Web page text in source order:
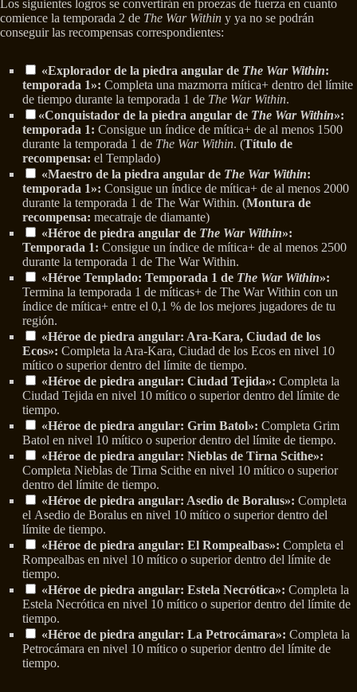
Los siguientes logros se convertirán en proezas de fuerza en cuanto
comience la temporada 2 de The War Within y ya no se podrán
conseguir las recompensas correspondientes:
«Explorador de la piedra angular de The War Within:
temporada 1»: Completa una mazmorra mítica+ dentro del límite
de tiempo durante la temporada 1 de The War Within.
«Conquistador de la piedra angular de The War Within»:
temporada 1: Consigue un índice de mítica+ de al menos 1500
durante la temporada 1 de The War Within. (Título de
recompensa: el Templado)
«Maestro de la piedra angular de The War Within:
temporada 1»: Consigue un índice de mítica+ de al menos 2000
durante la temporada 1 de The War Within. (Montura de
recompensa: mecatraje de diamante)
«Héroe de piedra angular de The War Within»:
Temporada 1: Consigue un índice de mítica+ de al menos 2500
durante la temporada 1 de The War Within.
«Héroe Templado: Temporada 1 de The War Within»:
Termina la temporada 1 de míticas+ de The War Within con un
índice de mítica+ entre el 0,1 % de los mejores jugadores de tu
región.
«Héroe de piedra angular: Ara-Kara, Ciudad de los
Ecos»: Completa la Ara-Kara, Ciudad de los Ecos en nivel 10
mítico o superior dentro del límite de tiempo.
«Héroe de piedra angular: Ciudad Tejida»: Completa la
Ciudad Tejida en nivel 10 mítico o superior dentro del límite de
tiempo.
«Héroe de piedra angular: Grim Batol»: Completa Grim
Batol en nivel 10 mítico o superior dentro del límite de tiempo.
«Héroe de piedra angular: Nieblas de Tirna Scithe»:
Completa Nieblas de Tirna Scithe en nivel 10 mítico o superior
dentro del límite de tiempo.
«Héroe de piedra angular: Asedio de Boralus»: Completa
el Asedio de Boralus en nivel 10 mítico o superior dentro del
límite de tiempo.
«Héroe de piedra angular: El Rompealbas»: Completa el
Rompealbas en nivel 10 mítico o superior dentro del límite de
tiempo.
«Héroe de piedra angular: Estela Necrótica»: Completa la
Estela Necrótica en nivel 10 mítico o superior dentro del límite de
tiempo.
«Héroe de piedra angular: La Petrocámara»: Completa la
Petrocámara en nivel 10 mítico o superior dentro del límite de
tiempo.